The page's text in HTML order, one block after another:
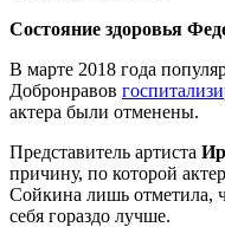
Состояние здоровья
В марте 2018 года
Добронравов
актера были отменены.
Представитель артиста
причину, по которой
Сойкина лишь отметила,
себя гораздо лучше.